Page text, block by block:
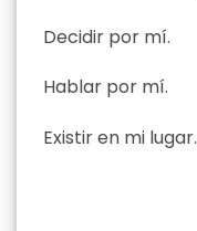
Decidir por mí.
Hablar por mí.
Existir en mi lugar.